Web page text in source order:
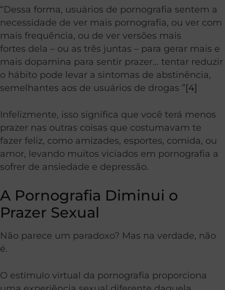
“Dessa forma, usuários de pornografia sentem a
necessidade de ver mais pornografia, ou ver com
mais frequência, ou de ver versões mais
fortes dela – ou as três juntas – para gerar mais e
mais dopamina para sentir prazer… tentar reduzir
o hábito pode levar a sintomas de abstinência,
semelhantes aos de usuários de drogas ”[4]
Infelizmente, isso significa que você terá menos
prazer nas outras coisas que costumavam te
fazer feliz, como amizades, esportes, comida, ou
amor, levando muitos viciados em pornografia a
sofrer de ansiedade e depressão.
A Pornografia Diminui o
Prazer Sexual
Não parece um paradoxo? Mas na verdade, não
é.
O estímulo virtual da pornografia proporciona